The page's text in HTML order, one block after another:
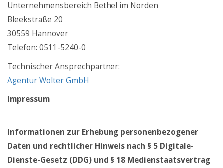
Unternehmensbereich Bethel im Norden
Bleekstraße 20
30559 Hannover
Telefon: 0511-5240-0
Technischer Ansprechpartner:
Agentur Wolter GmbH
Impressum
Informationen zur Erhebung personenbezogener
Daten und rechtlicher Hinweis nach § 5 Digitale-
Dienste-Gesetz (DDG) und § 18 Medienstaatsvertrag